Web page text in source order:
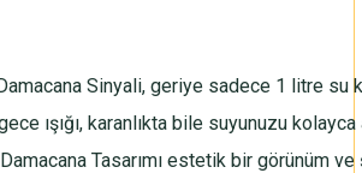
Sinyali, geriye sadece 1 litre su
ışığı, karanlıkta bile suyunuzu kolayca
Tasarımı estetik bir görünüm ve